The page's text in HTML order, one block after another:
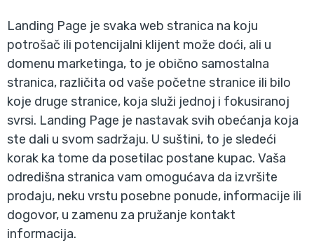
Landing Page je svaka web stranica na koju
potrošač ili potencijalni klijent može doći, ali u
domenu marketinga, to je obično samostalna
stranica, različita od vaše početne stranice ili bilo
koje druge stranice, koja služi jednoj i fokusiranoj
svrsi. Landing Page je nastavak svih obećanja koja
ste dali u svom sadržaju. U suštini, to je sledeći
korak ka tome da posetilac postane kupac. Vaša
odredišna stranica vam omogućava da izvršite
prodaju, neku vrstu posebne ponude, informacije ili
dogovor, u zamenu za pružanje kontakt
informacija.